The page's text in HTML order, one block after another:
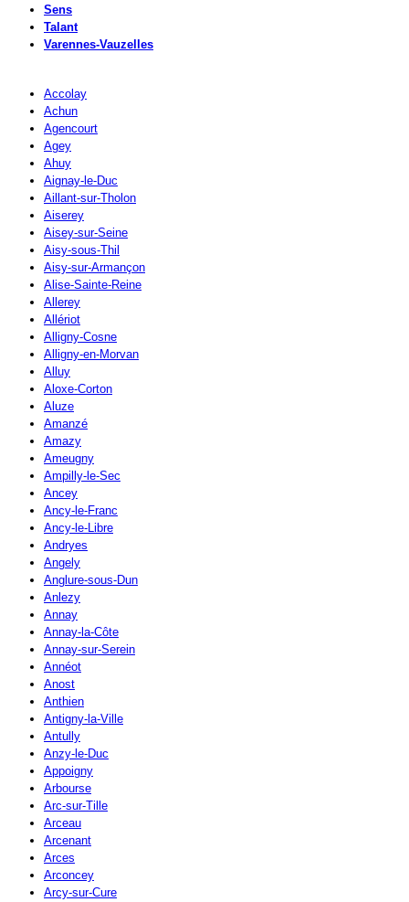
Sens
Talant
Varennes-Vauzelles
Accolay
Achun
Agencourt
Agey
Ahuy
Aignay-le-Duc
Aillant-sur-Tholon
Aiserey
Aisey-sur-Seine
Aisy-sous-Thil
Aisy-sur-Armançon
Alise-Sainte-Reine
Allerey
Allériot
Alligny-Cosne
Alligny-en-Morvan
Alluy
Aloxe-Corton
Aluze
Amanzé
Amazy
Ameugny
Ampilly-le-Sec
Ancey
Ancy-le-Franc
Ancy-le-Libre
Andryes
Angely
Anglure-sous-Dun
Anlezy
Annay
Annay-la-Côte
Annay-sur-Serein
Annéot
Anost
Anthien
Antigny-la-Ville
Antully
Anzy-le-Duc
Appoigny
Arbourse
Arc-sur-Tille
Arceau
Arcenant
Arces
Arconcey
Arcy-sur-Cure